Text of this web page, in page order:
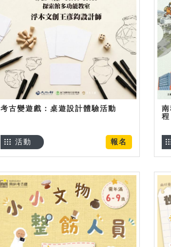
考古變遊戲：桌遊設計體驗活動
報名
活動